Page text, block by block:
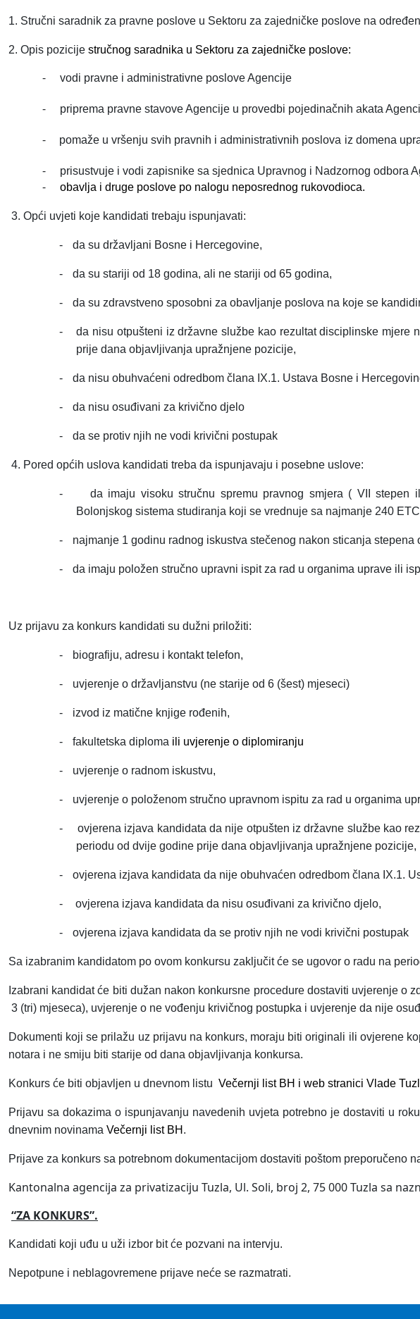
1. Stručni saradnik za pravne poslove u Sektoru za zajedničke poslove na
2. Opis pozicije stručnog saradnika u Sektoru za zajedničke poslove:
- vodi pravne i administrativne poslove Agencije
- priprema pravne stavove Agencije u provedbi pojedinačnih akata
- pomaže u vršenju svih pravnih i administrativnih poslova iz domena
- prisustvuje i vodi zapisnike sa sjednica Upravnog i Nadzornog odbora
- obavlja i druge poslove po nalogu neposrednog rukovodioca.
3. Opći uvjeti koje kandidati trebaju ispunjavati:
- da su državljani Bosne i Hercegovine,
- da su stariji od 18 godina, ali ne stariji od 65 godina,
- da su zdravstveno sposobni za obavljanje poslova na koje se
-
da nisu otpušteni iz državne službe kao rezultat disciplinske
prije dana objavljivanja upražnjene pozicije,
- da nisu obuhvaćeni odredbom člana IX.1. Ustava Bosne i
- da nisu osuđivani za krivično djelo
- da se protiv njih ne vodi krivični postupak
4. Pored općih uslova kandidati treba da ispunjavaju i posebne uslove:
-
da imaju visoku stručnu spremu pravnog smjera ( VII stepen
Bolonjskog sistema studiranja koji se vrednuje sa najmanje 240
- najmanje 1 godinu radnog iskustva stečenog nakon sticanja stepena
- da imaju položen stručno upravni ispit za rad u organima uprave ili
Uz prijavu za konkurs kandidati su dužni priložiti:
- biografiju, adresu i kontakt telefon,
- uvjerenje o državljanstvu (ne starije od 6 (šest) mjeseci)
- izvod iz matične knjige rođenih,
- fakultetska diploma ili uvjerenje o diplomiranju
- uvjerenje o radnom iskustvu,
- uvjerenje o položenom stručno upravnom ispitu za rad u organima
-
ovjerena izjava kandidata da nije otpušten iz državne službe kao
periodu od dvije godine prije dana objavljivanja upražnjene pozicije,
- ovjerena izjava kandidata da nije obuhvaćen odredbom člana IX.1.
- ovjerena izjava kandidata da nisu osuđivani za krivično djelo,
- ovjerena izjava kandidata da se protiv njih ne vodi krivični postupak
Sa izabranim kandidatom po ovom konkursu zaključit će se ugovor o radu na
Izabrani kandidat će biti dužan nakon konkursne procedure dostaviti uvjerenje o
3 (tri) mjeseca), uvjerenje o ne vođenju krivičnog postupka i uvjerenje da nije
Dokumenti koji se prilažu uz prijavu na konkurs, moraju biti originali ili ovjerene
notara i ne smiju biti starije od dana objavljivanja konkursa.
Konkurs će biti objavljen u dnevnom listu Večernji list BH i web stranici Vlade
Prijavu sa dokazima o ispunjavanju navedenih uvjeta potrebno je dostaviti u
dnevnim novinama Večernji list BH .
Prijave za konkurs sa potrebnom dokumentacijom dostaviti poštom preporučeno
Kantonalna agencija za privatizaciju Tuzla, Ul. Soli, broj 2, 75 000 Tuzla sa
“ZA KONKURS”.
Kandidati koji uđu u uži izbor bit će pozvani na intervju.
Nepotpune i neblagovremene prijave neće se razmatrati.